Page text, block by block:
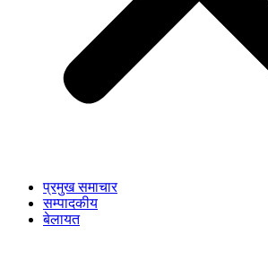
प्रमुख समाचार
सम्पादकीय
बेलायत